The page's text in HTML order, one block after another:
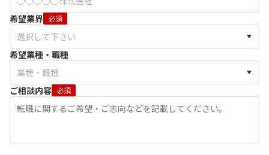
希望業界 必須
希望業種・職種
ご相談内容 必須